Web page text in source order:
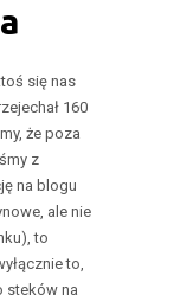
się nas
160
że poza
z
na blogu
ale nie
to
to,
steków na